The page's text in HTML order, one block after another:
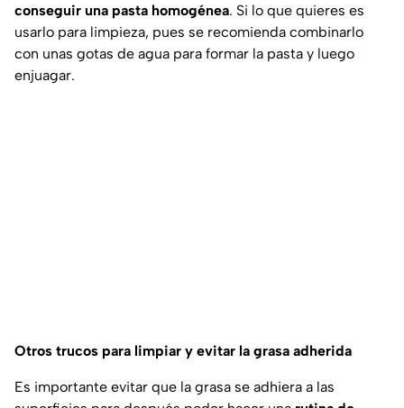
conseguir una pasta homogénea. Si lo que quieres es
usarlo para limpieza, pues se recomienda combinarlo
con unas gotas de agua para formar la pasta y luego
enjuagar.
Otros trucos para limpiar y evitar la grasa adherida
Es importante evitar que la grasa se adhiera a las